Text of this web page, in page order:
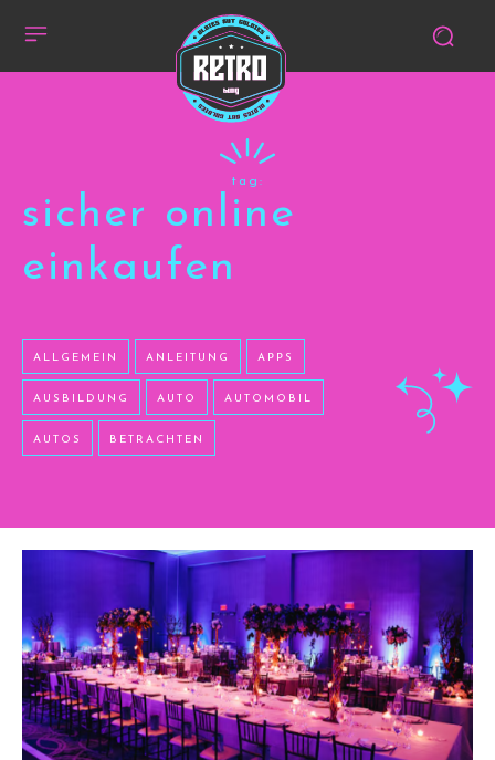
tag:
sicher online
einkaufen
ALLGEMEIN ANLEITUNG APPS
AUSBILDUNG AUTO AUTOMOBIL
AUTOS BETRACHTEN